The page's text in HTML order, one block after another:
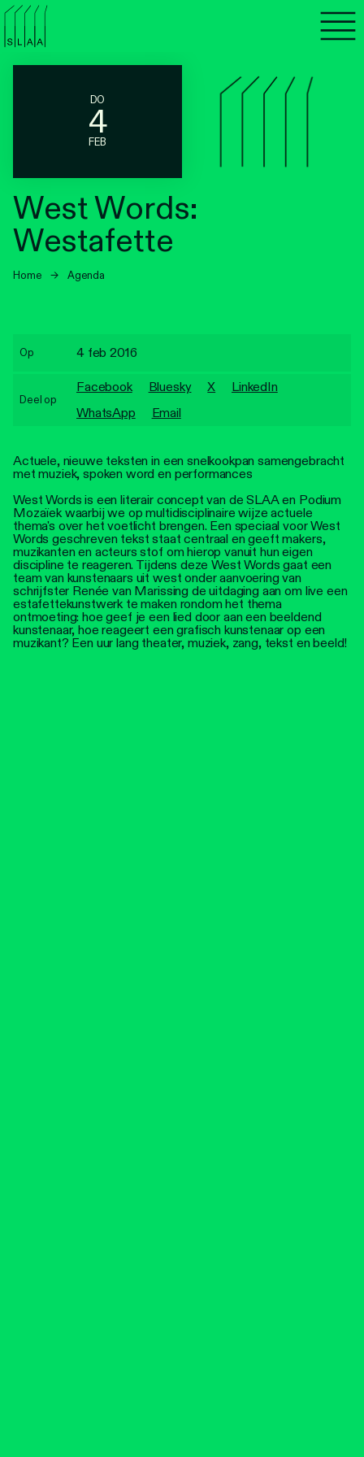
DO
4
FEB
West Words:
Westafette
Home → Agenda
Actuele, nieuwe teksten in een snelkookpan samengebracht
met muziek, spoken word en performances
West Words is een literair concept van de SLAA en Podium
Mozaïek waarbij we op multidisciplinaire wijze actuele
thema's over het voetlicht brengen. Een speciaal voor West
Words geschreven tekst staat centraal en geeft makers,
muzikanten en acteurs stof om hierop vanuit hun eigen
discipline te reageren. Tijdens deze West Words gaat een
team van kunstenaars uit west onder aanvoering van
schrijfster Renée van Marissing de uitdaging aan om live een
estafettekunstwerk te maken rondom het thema
ontmoeting: hoe geef je een lied door aan een beeldend
kunstenaar, hoe reageert een grafisch kunstenaar op een
muzikant? Een uur lang theater, muziek, zang, tekst en beeld!
Op 4 feb 2016
Deel op
Facebook Bluesky X
LinkedIn
WhatsApp
Email
Agenda
Luisteren
Nieuwsbrief
Over SLAA
Personen
Toegankelijkheid
Stadsdichter